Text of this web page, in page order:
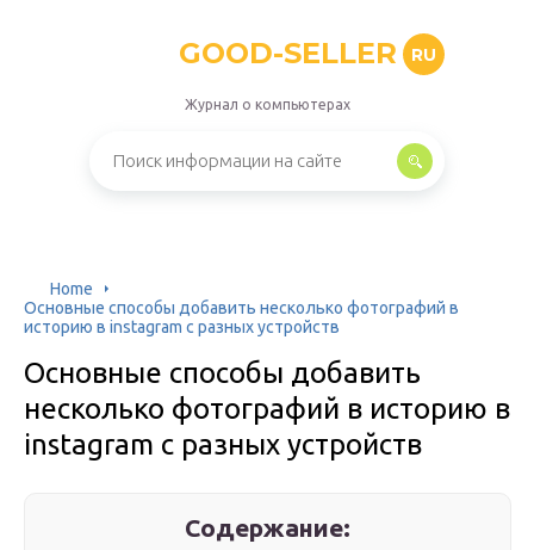
GOOD-SELLER RU
Журнал о компьютерах
Home
Основные способы добавить несколько фотографий в
историю в instagram с разных устройств
Основные способы добавить
несколько фотографий в историю в
instagram с разных устройств
Содержание: